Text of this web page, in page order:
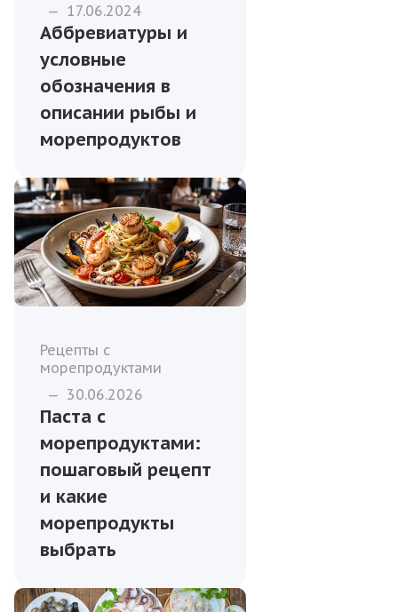
— 17.06.2024
Аббревиатуры и
условные
обозначения в
описании рыбы и
морепродуктов
Рецепты с
морепродуктами
— 30.06.2026
Паста с
морепродуктами:
пошаговый рецепт
и какие
морепродукты
выбрать